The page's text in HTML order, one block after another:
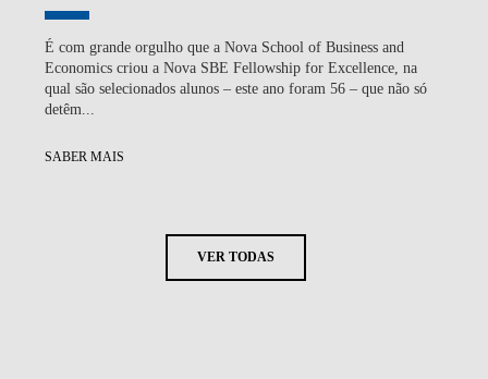
É com grande orgulho que a Nova School of Business and
Economics criou a Nova SBE Fellowship for Excellence, na
qual são selecionados alunos – este ano foram 56 – que não só
detêm...
SABER MAIS
VER TODAS